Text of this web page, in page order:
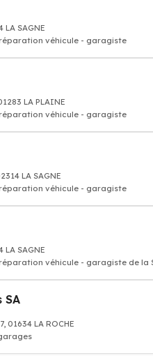
LA SAGNE
véhicule - garagiste
LA PLAINE
véhicule - garagiste
LA SAGNE
véhicule - garagiste
LA SAGNE
véhicule - garagiste de la
SA
01634 LA ROCHE